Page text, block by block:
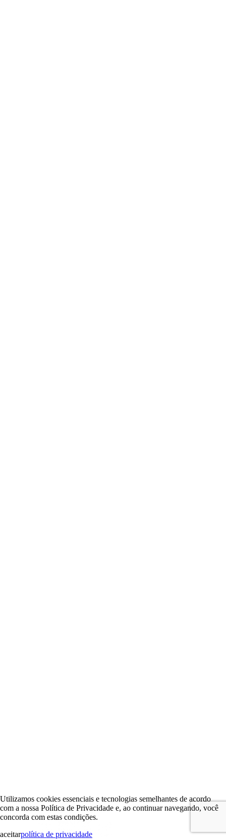
Utilizamos cookies essenciais e tecnologias semelhantes de acordo
com a nossa Política de Privacidade e, ao continuar navegando, você
concorda com estas condições.
aceitarpolítica de privacidade